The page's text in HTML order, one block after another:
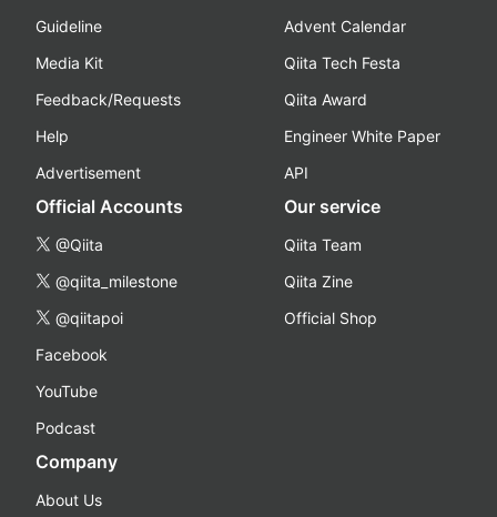
Guideline
Media Kit
Feedback/Requests
Help
Advertisement
Advent Calendar
Qiita Tech Festa
Qiita Award
Engineer White Paper
API
Official Accounts
@Qiita
@qiita_milestone
@qiitapoi
Facebook
YouTube
Podcast
Our service
Qiita Team
Qiita Zine
Official Shop
Company
About Us